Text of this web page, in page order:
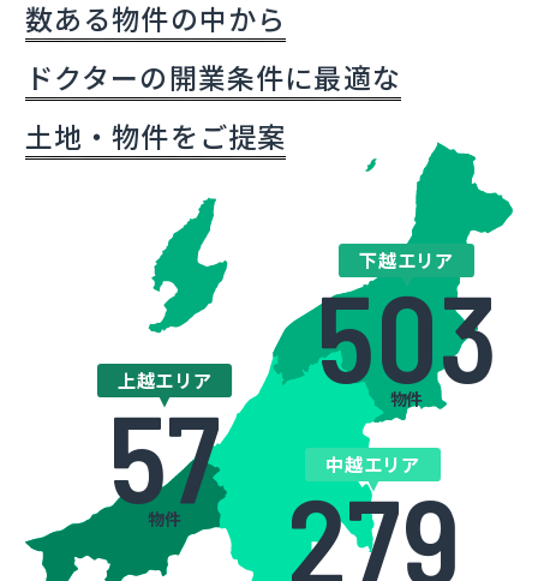
数ある物件の中から
ドクターの開業条件に最適な
土地・物件をご提案
下越エリア
503
物件
中越エリア
279
上越エリア
57
物件